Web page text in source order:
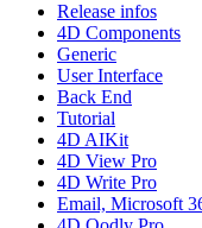
Release infos
4D Components
Generic
User Interface
Back End
Tutorial
4D AIKit
4D View Pro
4D Write Pro
Email, Microsoft